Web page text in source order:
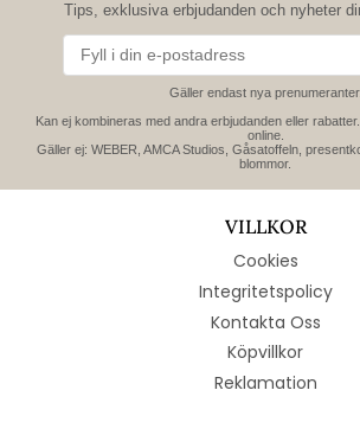
Tips, exklusiva erbjudanden och nyheter
Gäller endast nya prenumeranter.
Kan ej kombineras med andra erbjudanden eller
online.
Gäller ej: WEBER, AMCA Studios, Gåsatoffeln,
blommor.
VILLKOR
Cookies
Integritetspolicy
Kontakta Oss
Köpvillkor
Reklamation